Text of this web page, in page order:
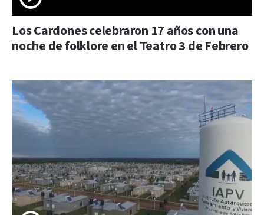
Los Cardones celebraron 17 años con una
noche de folklore en el Teatro 3 de Febrero